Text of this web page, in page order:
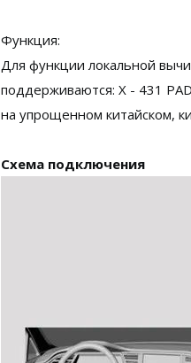
Функция:
Для функции локальной
поддерживаются: X - 431
на упрощенном китайском,
Схема подключения